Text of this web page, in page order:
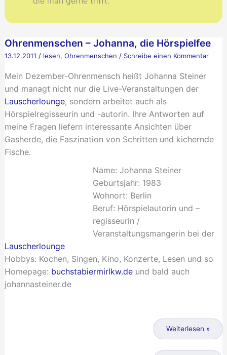
Ohrenmenschen – Johanna, die Hörspielfee
13.12.2011 / lesen, Ohrenmenschen / Schreibe einen Kommentar
Mein Dezember-Ohrenmensch heißt Johanna Steiner
und managt nicht nur die Live-Veranstaltungen der
Lauscherlounge, sondern arbeitet auch als
Hörspielregisseurin und -autorin. Ihre Antworten auf
meine Fragen liefern interessante Ansichten über
Gasherde, die Faszination von Schritten und kichernde
Fische.
Name: Johanna Steiner
Geburtsjahr: 1983
Wohnort: Berlin
Beruf: Hörspielautorin und –
regisseurin /
Veranstaltungsmangerin bei der
Lauscherlounge
Hobbys: Kochen, Singen, Kino, Konzerte, Lesen und so
Homepage: buchstabiermirlkw.deund bald auch
johannasteiner.de
Weiterlesen »